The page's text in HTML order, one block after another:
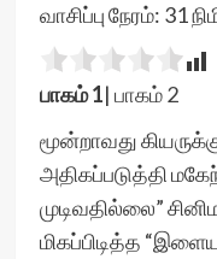
வாசிப்பு நேரம்: 31
பாகம் 1| பாகம் 2
மூன்றாவது
அதிகப்படுத்தி
முடிவதில்லை”
மிகப்பிடித்த